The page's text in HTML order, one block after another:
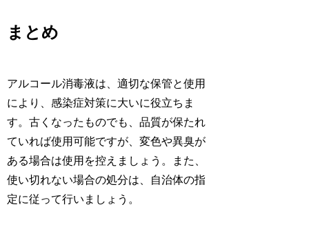
まとめ
アルコール消毒液は、適切な保管と使用
により、感染症対策に大いに役立ちま
す。古くなったものでも、品質が保たれ
ていれば使用可能ですが、変色や異臭が
ある場合は使用を控えましょう。また、
使い切れない場合の処分は、自治体の指
定に従って行いましょう。